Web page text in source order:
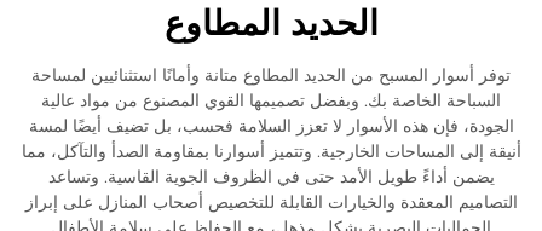
الحديد المطاوع
توفر أسوار المسبح من الحديد المطاوع متانة وأمانًا استثنائيين لمساحة
السباحة الخاصة بك. وبفضل تصميمها القوي المصنوع من مواد عالية
الجودة، فإن هذه الأسوار لا تعزز السلامة فحسب، بل تضيف أيضًا لمسة
أنيقة إلى المساحات الخارجية. وتتميز أسوارنا بمقاومة الصدأ والتآكل، مما
يضمن أداءً طويل الأمد حتى في الظروف الجوية القاسية. وتساعد
التصاميم المعقدة والخيارات القابلة للتخصيص أصحاب المنازل على إبراز